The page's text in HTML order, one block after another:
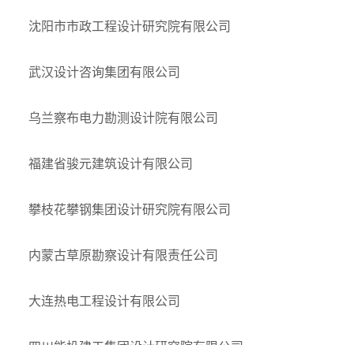
沈阳市市政工程设计研究院有限公司
武汉设计咨询集团有限公司
乌兰察布电力勘测设计院有限公司
福建省骏元建筑设计有限公司
攀枝花攀钢集团设计研究院有限公司
内蒙古草原勘察设计有限责任公司
大连热电工程设计有限公司